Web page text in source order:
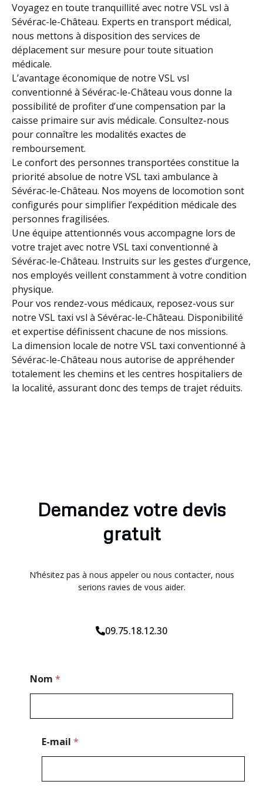
Voyagez en toute tranquillité avec notre VSL vsl à
Sévérac-le-Château. Experts en transport médical,
nous mettons à disposition des services de
déplacement sur mesure pour toute situation
médicale.
L’avantage économique de notre VSL vsl
conventionné à Sévérac-le-Château vous donne la
possibilité de profiter d’une compensation par la
caisse primaire sur avis médicale. Consultez-nous
pour connaître les modalités exactes de
remboursement.
Le confort des personnes transportées constitue la
priorité absolue de notre VSL taxi ambulance à
Sévérac-le-Château. Nos moyens de locomotion sont
configurés pour simplifier l’expédition médicale des
personnes fragilisées.
Une équipe attentionnés vous accompagne lors de
votre trajet avec notre VSL taxi conventionné à
Sévérac-le-Château. Instruits sur les gestes d’urgence,
nos employés veillent constamment à votre condition
physique.
Pour vos rendez-vous médicaux, reposez-vous sur
notre VSL taxi vsl à Sévérac-le-Château. Disponibilité
et expertise définissent chacune de nos missions.
La dimension locale de notre VSL taxi conventionné à
Sévérac-le-Château nous autorise de appréhender
totalement les chemins et les centres hospitaliers de
la localité, assurant donc des temps de trajet réduits.
Demandez votre devis
gratuit
N’hésitez pas à nous appeler ou nous contacter, nous
serions ravies de vous aider.
09.75.18.12.30
Nom *
E-mail *